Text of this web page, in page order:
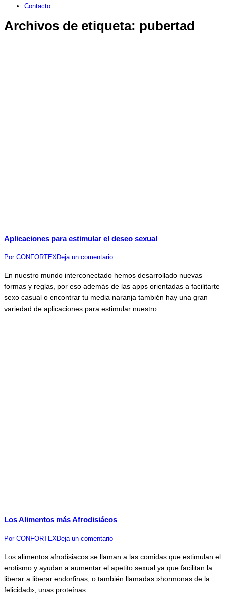
Contacto
Archivos de etiqueta: pubertad
Aplicaciones para estimular el deseo sexual
Por CONFORTEXDeja un comentario
En nuestro mundo interconectado hemos desarrollado nuevas
formas y reglas, por eso además de las apps orientadas a facilitarte
sexo casual o encontrar tu media naranja también hay una gran
variedad de aplicaciones para estimular nuestro…
Los Alimentos más Afrodisiácos
Por CONFORTEXDeja un comentario
Los alimentos afrodisiacos se llaman a las comidas que estimulan el
erotismo y ayudan a aumentar el apetito sexual ya que facilitan la
liberar a liberar endorfinas, o también llamadas »hormonas de la
felicidad», unas proteínas…